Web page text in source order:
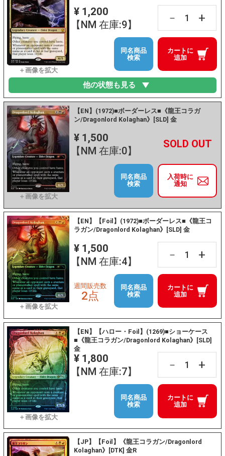
¥ 1,200
【NM 在庫:9】
－ +
カートに
追加
同名商品
検索
他の状態も見る
【EN】(1972)■ボーダーレス■《龍王コラガ
ン/Dragonlord Kolaghan》[SLD] 金
¥ 1,500
【NM 在庫:0】
－ +
入荷時に
通知
同名商品
検索
【EN】【Foil】(1972)■ボーダーレス■《龍王コ
ラガン/Dragonlord Kolaghan》[SLD] 金
¥ 1,500
【NM 在庫:4】
－ +
カートに
追加
週間販売数
2点
同名商品
検索
【EN】【ハロー・Foil】(1269)■ショーケース
■《龍王コラガン/Dragonlord Kolaghan》[SLD]
金
¥ 1,800
【NM 在庫:7】
－ +
カートに
追加
同名商品
検索
【JP】【Foil】《龍王コラガン/Dragonlord
Kolaghan》[DTK] 金R